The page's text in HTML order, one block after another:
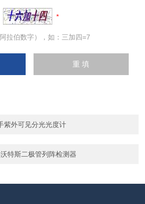
拉伯数字），如：三加四=7
紫外可见分光光度计
特斯二极管列阵检测器